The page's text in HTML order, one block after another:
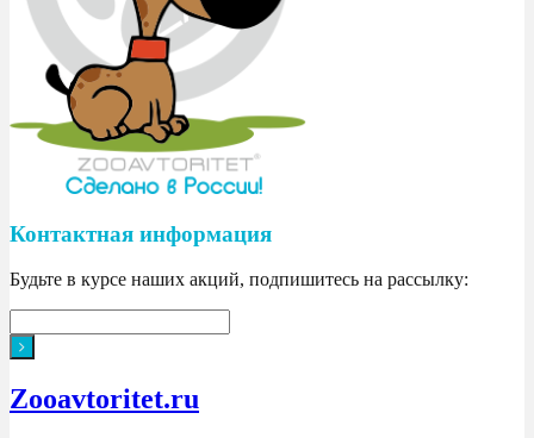
Контактная информация
Будьте в курсе наших акций, подпишитесь на рассылку:
Zooavtoritet.ru